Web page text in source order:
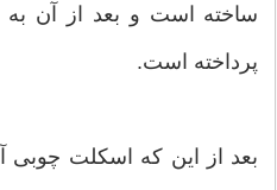
ساخته است و بعد از آن به
پرداخته است.
بعد از این که اسکلت